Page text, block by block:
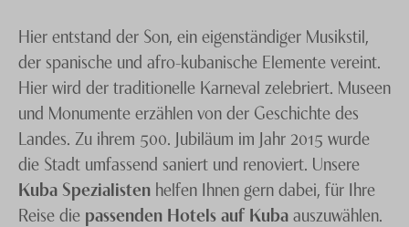
Hier entstand der Son, ein eigenständiger Musikstil,
der spanische und afro-kubanische Elemente vereint.
Hier wird der traditionelle Karneval zelebriert. Museen
und Monumente erzählen von der Geschichte des
Landes. Zu ihrem 500. Jubiläum im Jahr 2015 wurde
die Stadt umfassend saniert und renoviert. Unsere
Kuba Spezialisten helfen Ihnen gern dabei, für Ihre
Reise die passenden Hotels auf Kubaauszuwählen.